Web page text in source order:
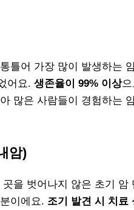
틀어 가장 많이 발생하는
어요. 생존율이 99% 이상
많은 사람들이 경험하는
암)
을 벗어나지 않은 초기
이에요. 조기 발견 시 치료